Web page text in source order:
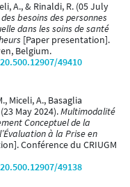
A., & Rinaldi, R. (05 July
besoins des personnes
dans les soins de santé
[Paper presentation].
Belgium.
49410
Miceli, A., Basaglia
May 2024).Multimodalité
Conceptuel de la
à la Prise en
Conférence du CRIUGM
49138